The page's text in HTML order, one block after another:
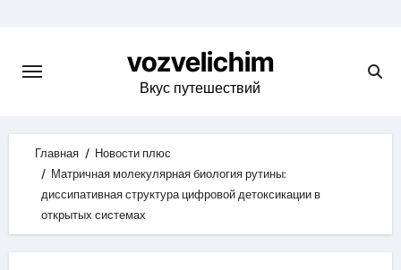
content
vozvelichim
Вкус путешествий
Главная
Новости плюс
Матричная молекулярная биология рутины:
диссипативная структура цифровой детоксикации в
открытых системах